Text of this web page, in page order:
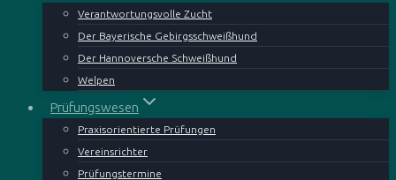
Verantwortungsvolle Zucht
Der Bayerische Gebirgsschweißhund
Der Hannoversche Schweißhund
Welpen
Prüfungswesen
Praxisorientierte Prüfungen
Vereinsrichter
Prüfungstermine